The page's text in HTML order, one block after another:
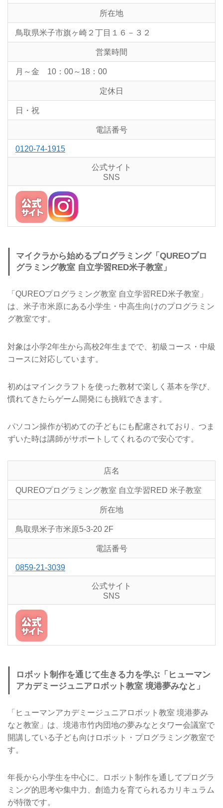
所在地
鳥取県米子市旗ヶ崎２丁目１６－３２
営業時間
月～金 10：00～18：00
定休日
日・祝
電話番号
0120-74-1915
公式サイト
SNS
マイクラから始めるプログラミング「QUREOプロ
グラミング教室 自立学習RED米子教室」
「QUREOプログラミング教室 自立学習RED米子教室」
は、米子市米原にある小学生・中高生向けのプログラミン
グ教室です。
対象は小学2年生から高校2年生までで、初級コース・中級
コースに対応しています。
初めはマインクラフトを使った教材で楽しく基本を学び、
慣れてきたらゲーム開発にも挑戦できます。
パソコン操作が初めての子どもにも配慮されており、つま
ずいた時は講師がサポートしてくれるので安心です。
店名
QUREOプログラミング教室 自立学習RED 米子教室
所在地
鳥取県米子市米原5-3-20 2F
電話番号
0859-21-3039
公式サイト
SNS
ロボット制作を通じて生きる力を学ぶ「ヒューマン
アカデミージュニアロボット教室 境港夢みなと」
「ヒューマンアカデミージュニアロボット教室 境港夢み
なと教室」は、境港市竹内団地の夢みなとタワー会議室で
開講している子ども向けロボット・プログラミング教室で
す。
年長から小学生を中心に、ロボット制作を通してプログラ
ミング的思考や集中力、創造力を育てられるカリキュラム
が特徴です。